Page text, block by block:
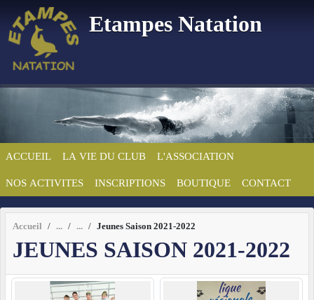
Etampes Natation
ACCUEIL LA VIE DU CLUB L'ASSOCIATION
NOS ACTIVITES INSCRIPTIONS BOUTIQUE CONTACT
Accueil Jeunes Saison 2021-2022
JEUNES SAISON 2021-2022
Panneau de gestion des cookies